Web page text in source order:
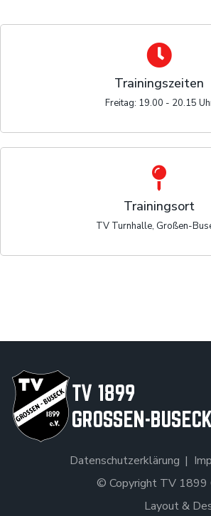
Trainingszeiten
Freitag: 19.00 - 20.15
Trainingsort
TV Turnhalle, Großen-
Datenschutzerklärung
© Copyright TV 1899
Layout &